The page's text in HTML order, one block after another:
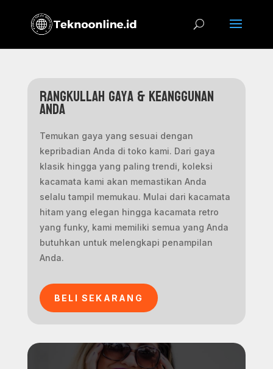
Rangkullah Gaya & Keanggunan
Anda
Temukan gaya yang sesuai dengan
kepribadian Anda di toko kami. Dari gaya
klasik hingga yang paling trendi, koleksi
kacamata kami akan memastikan Anda
selalu tampil memukau. Mulai dari kacamata
hitam yang elegan hingga kacamata retro
yang funky, kami memiliki semua yang Anda
butuhkan untuk melengkapi penampilan
Anda.
BELI SEKARANG